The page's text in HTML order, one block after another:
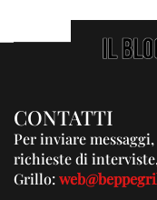
CONTATTI
Per inviare
richieste di
Grillo: